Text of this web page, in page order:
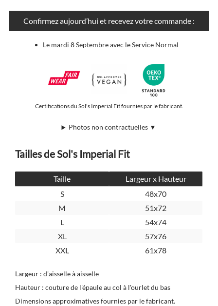
Confirmez aujourd’hui et recevez votre commande :
Le mardi 8 Septembre avec le Service Normal
Certifications du Sol's Imperial Fit fournies par le fabricant.
Photos non contractuelles ▼
Tailles de Sol's Imperial Fit
Taille
Largeur x Hauteur
S
48x70
M
51x72
L
54x74
XL
57x76
XXL
61x78
Largeur : d'aisselle à aisselle
Hauteur : couture de l'épaule au col à l'ourlet du bas
Dimensions approximatives fournies par le fabricant.